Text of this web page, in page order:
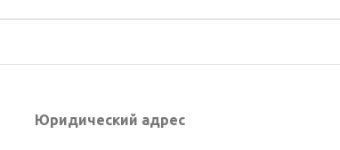
Юридический адрес